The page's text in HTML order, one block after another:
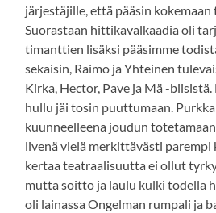
järjestäjille, että pääsin kokemaan
Suorastaan hittikavalkaadia oli
timanttien lisäksi pääsimme
sekaisin, Raimo ja Yhteinen
Kirka, Hector, Pave ja Mä -
hullu jäi tosin puuttumaan.
kuunneelleena joudun
livenä vielä merkittävästi parempi
kertaa teatraalisuutta ei ollut
mutta soitto ja laulu kulki todella
oli lainassa Ongelman rumpali ja